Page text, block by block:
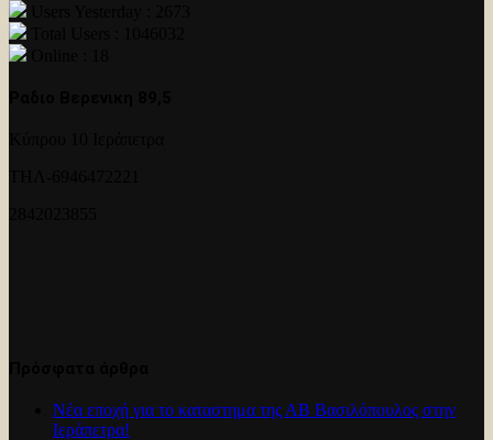
Νέα εποχή για το καταστημα της ΑΒ Βασιλόπουλος στην
Ιεράπετρα!